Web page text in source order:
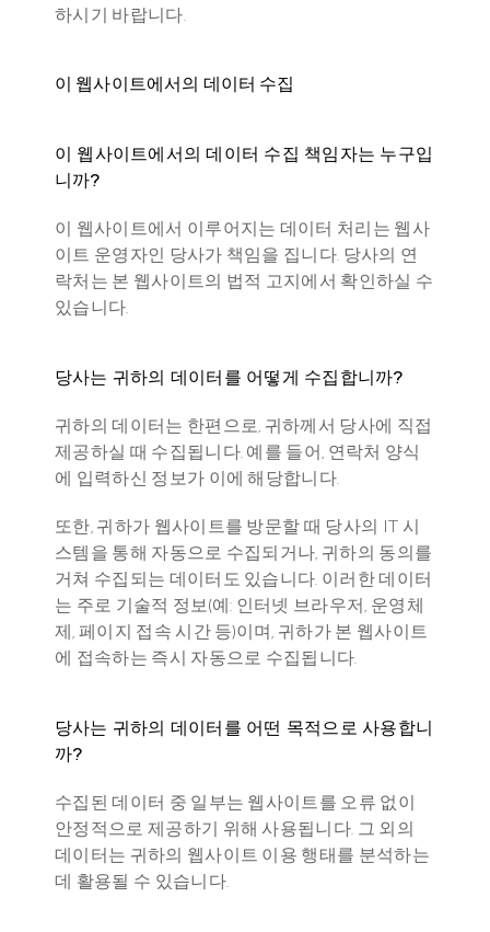
하시기 바랍니다.
이 웹사이트에서의 데이터 수집
이 웹사이트에서의 데이터 수집 책임자는 누구입
니까?
이 웹사이트에서 이루어지는 데이터 처리는 웹사
이트 운영자인 당사가 책임을 집니다. 당사의 연
락처는 본 웹사이트의 법적 고지에서 확인하실 수
있습니다.
당사는 귀하의 데이터를 어떻게 수집합니까?
귀하의 데이터는 한편으로, 귀하께서 당사에 직접
제공하실 때 수집됩니다. 예를 들어, 연락처 양식
에 입력하신 정보가 이에 해당합니다.
또한, 귀하가 웹사이트를 방문할 때 당사의 IT 시
스템을 통해 자동으로 수집되거나, 귀하의 동의를
거쳐 수집되는 데이터도 있습니다. 이러한 데이터
는 주로 기술적 정보(예: 인터넷 브라우저, 운영체
제, 페이지 접속 시간 등)이며, 귀하가 본 웹사이트
에 접속하는 즉시 자동으로 수집됩니다.
당사는 귀하의 데이터를 어떤 목적으로 사용합니
까?
수집된 데이터 중 일부는 웹사이트를 오류 없이
안정적으로 제공하기 위해 사용됩니다. 그 외의
데이터는 귀하의 웹사이트 이용 행태를 분석하는
데 활용될 수 있습니다.